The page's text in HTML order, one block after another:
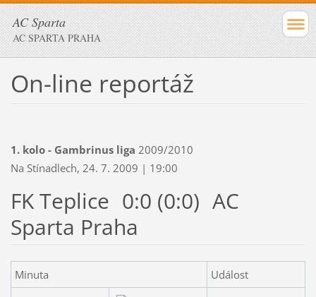
AC Sparta
AC SPARTA PRAHA
On-line reportáž
1. kolo - Gambrinus liga 2009/2010
Na Stínadlech, 24. 7. 2009 | 19:00
FK Teplice 0:0 (0:0) AC
Sparta Praha
Minuta Událost